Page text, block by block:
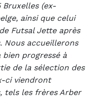
Bruxelles (ex-
ainsi que celui
Futsal Jette après
Nous accueillerons
progressé à
de la sélection des
ci viendront
tels les frères Arber